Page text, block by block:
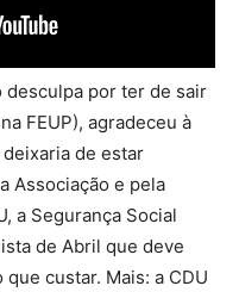
desculpa por ter de sair
FEUP), agradeceu à
de estar
Associação e pela
a Segurança Social
de Abril que deve
custar. Mais: a CDU